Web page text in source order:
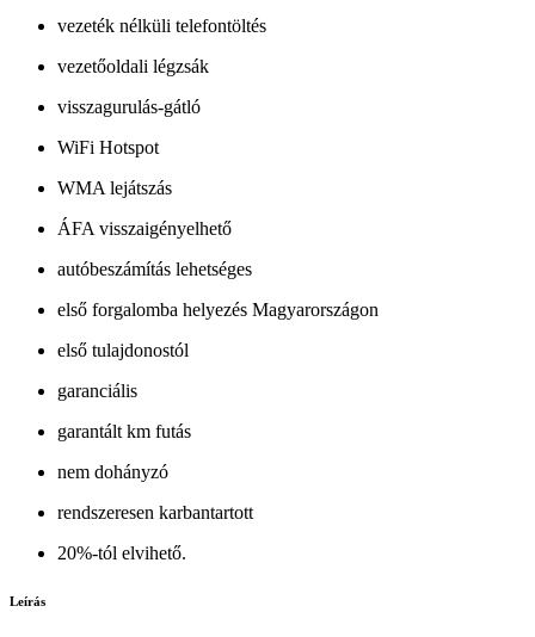
vezeték nélküli telefontöltés
vezetőoldali légzsák
visszagurulás-gátló
WiFi Hotspot
WMA lejátszás
ÁFA visszaigényelhető
autóbeszámítás lehetséges
első forgalomba helyezés Magyarországon
első tulajdonostól
garanciális
garantált km futás
nem dohányzó
rendszeresen karbantartott
20%-tól elvihető.
Leírás